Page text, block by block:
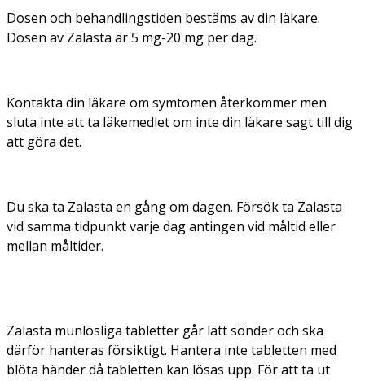
Dosen och behandlingstiden bestäms av din läkare.
Dosen av Zalasta är 5 mg-20 mg per dag.
Kontakta din läkare om symtomen återkommer men
sluta inte att ta läkemedlet om inte din läkare sagt till dig
att göra det.
Du ska ta Zalasta en gång om dagen. Försök ta Zalasta
vid samma tidpunkt varje dag antingen vid måltid eller
mellan måltider.
Zalasta munlösliga tabletter går lätt sönder och ska
därför hanteras försiktigt. Hantera inte tabletten med
blöta händer då tabletten kan lösas upp. För att ta ut